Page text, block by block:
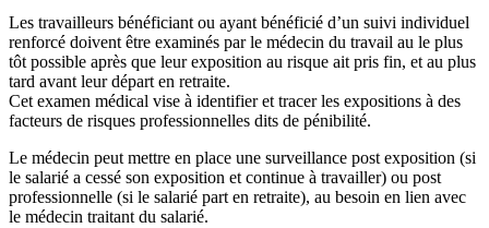
Les travailleurs bénéficiant ou ayant bénéficié d’un suivi individuel
renforcé doivent être examinés par le médecin du travail au le plus
tôt possible après que leur exposition au risque ait pris fin, et au plus
tard avant leur départ en retraite.
Cet examen médical vise à identifier et tracer les expositions à des
facteurs de risques professionnelles dits de pénibilité.
Le médecin peut mettre en place une surveillance post exposition (si
le salarié a cessé son exposition et continue à travailler) ou post
professionnelle (si le salarié part en retraite), au besoin en lien avec
le médecin traitant du salarié.